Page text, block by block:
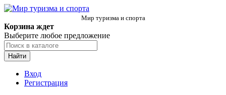
Мир туризма и спорта
Корзина ждет
Выберите любое предложение
Найти
Вход
Регистрация